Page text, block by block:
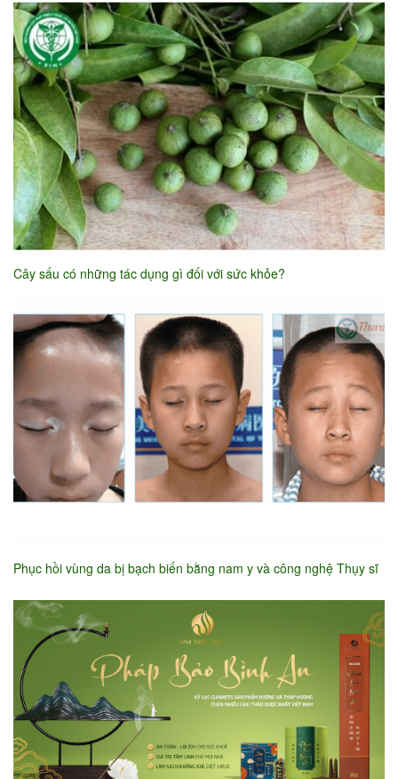
Cây sấu có những tác dụng gì đối với sức khỏe?
Phục hồi vùng da bị bạch biến bằng nam y và công nghệ Thụy sĩ